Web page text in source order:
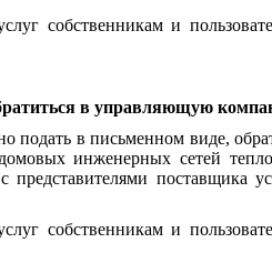
собственникам и
в управляющую
подать в письменном
инженерных сетей
поставщика
собственникам и